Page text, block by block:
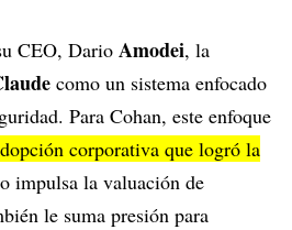
CEO, Dario Amodei, la
como un sistema enfocado
Para Cohan, este enfoque
corporativa que logró la
impulsa la valuación de
le suma presión para